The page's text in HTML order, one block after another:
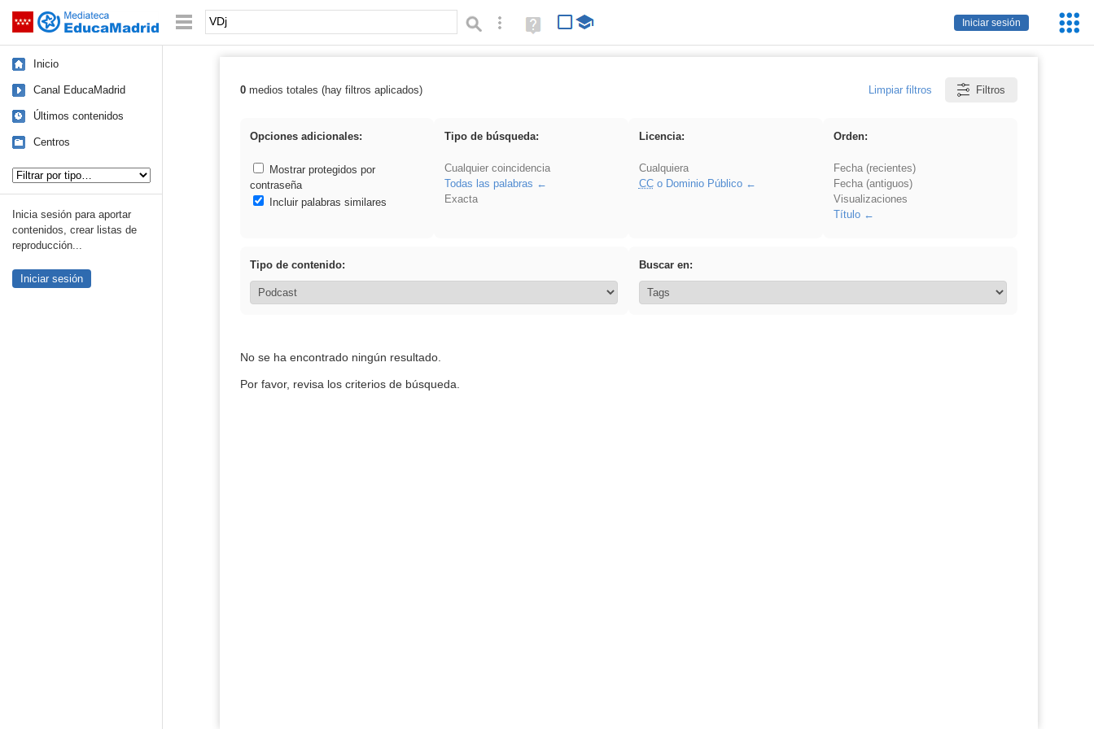
Saltar navegación
Iniciar sesión
Palabra o frase: Búsqueda avanzada
Ayuda
(en
Inicio
Canal EducaMadrid
Últimos contenidos
Centros
Inicia sesión para aportar
contenidos, crear listas de
reproducción...
Iniciar sesión
Resultados de: VDj
0medios totales (hay filtros aplicados) Limpiar filtros Filtros
Opciones adicionales:
Mostrar protegidos por
contraseña
Incluir palabras similares
Tipo de búsqueda:
Cualquier coincidencia
Todas las palabras
Exacta
Licencia:
Cualquiera
CCo Dominio Público
Orden:
Fecha (recientes)
Fecha (antiguos)
Visualizaciones
Título
Tipo de contenido: Buscar en:
No se ha encontrado ningún resultado.
Por favor, revisa los criterios de búsqueda.